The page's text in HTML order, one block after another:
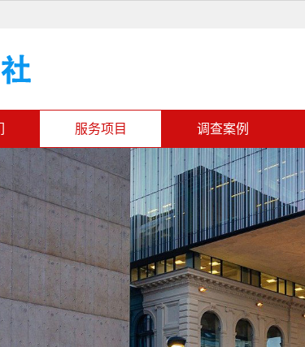
服务项目 调查案例